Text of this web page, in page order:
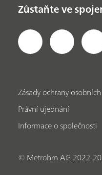
Zůstaňte ve
Zásady ochrany
Právní ujednání
Informace o společnosti
© Metrohm AG 2022-